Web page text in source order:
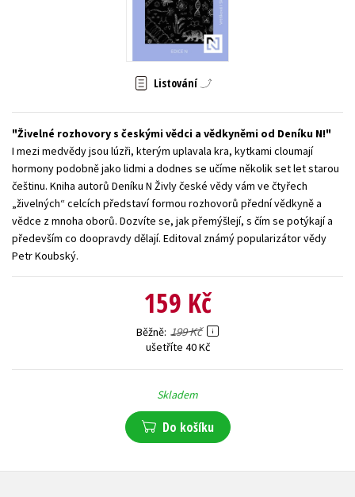
Zahraniční literatura
Všechny tituly
Listování
Živelné rozhovory s českými vědci a vědkyněmi od Deníku N!
I mezi medvědy jsou lúzři, kterým uplavala kra, kytkami cloumají
hormony podobně jako lidmi a dodnes se učíme několik set let starou
češtinu. Kniha autorů Deníku N Živly české vědy vám ve čtyřech
„živelných“ celcích představí formou rozhovorů přední vědkyně a
vědce z mnoha oborů. Dozvíte se, jak přemýšlejí, s čím se potýkají a
především co doopravdy dělají. Editoval známý popularizátor vědy
Petr Koubský.
159 Kč
Běžně 199 Kč
ušetříte 40 Kč
Skladem
Do košíku